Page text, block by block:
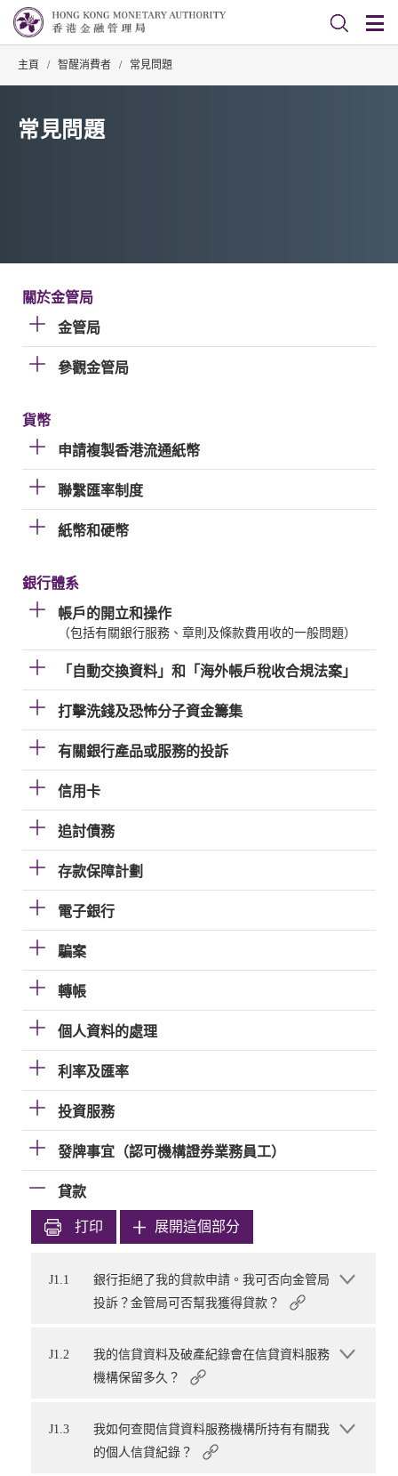
主頁 / 智醒消費者 / 常見問題
常見問題
關於金管局
金管局
參觀金管局
貨幣
申請複製香港流通紙幣
聯繫匯率制度
紙幣和硬幣
銀行體系
帳戶的開立和操作
（包括有關銀行服務、章則及條款費用收的一般問題）
「自動交換資料」和「海外帳戶稅收合規法案」
打擊洗錢及恐怖分子資金籌集
有關銀行產品或服務的投訴
信用卡
追討債務
存款保障計劃
電子銀行
騙案
轉帳
個人資料的處理
利率及匯率
投資服務
發牌事宜（認可機構證券業務員工）
貸款
打印 展開這個部分
J1.1
銀行拒絕了我的貸款申請。我可否向金管局
投訴？金管局可否幫我獲得貸款？
J1.2
我的信貸資料及破產紀錄會在信貸資料服務
機構保留多久？
J1.3
我如何查閱信貸資料服務機構所持有有關我
的個人信貸紀錄？